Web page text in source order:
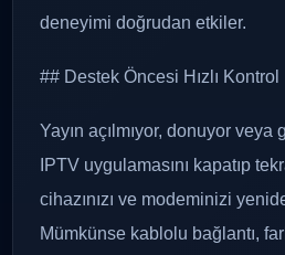
deneyimi doğrudan etkiler.
## Destek Öncesi Hızlı Kontrol
Yayın açılmıyor, donuyor
IPTV uygulamasını kapatıp
cihazınızı ve modeminizi
Mümkünse kablolu bağlantı,